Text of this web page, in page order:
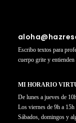
Escribo textos para
cuerpo grite y entienden
MI HORARIO
De lunes a jueves de
Los viernes de 9h a 15h
Sábados, domingos y